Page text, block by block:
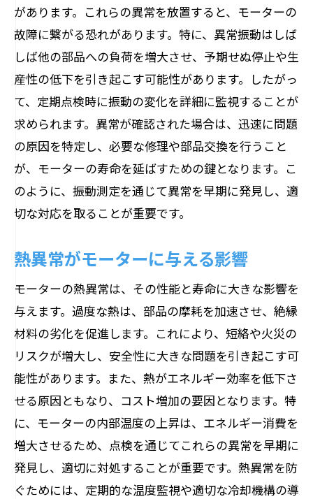
があります。これらの異常を放置すると、モーターの
故障に繋がる恐れがあります。特に、異常振動はしば
しば他の部品への負荷を増大させ、予期せぬ停止や生
産性の低下を引き起こす可能性があります。したがっ
て、定期点検時に振動の変化を詳細に監視することが
求められます。異常が確認された場合は、迅速に問題
の原因を特定し、必要な修理や部品交換を行うこと
が、モーターの寿命を延ばすための鍵となります。こ
のように、振動測定を通じて異常を早期に発見し、適
切な対応を取ることが重要です。
熱異常がモーターに与える影響
モーターの熱異常は、その性能と寿命に大きな影響を
与えます。過度な熱は、部品の摩耗を加速させ、絶縁
材料の劣化を促進します。これにより、短絡や火災の
リスクが増大し、安全性に大きな問題を引き起こす可
能性があります。また、熱がエネルギー効率を低下さ
せる原因ともなり、コスト増加の要因となります。特
に、モーターの内部温度の上昇は、エネルギー消費を
増大させるため、点検を通じてこれらの異常を早期に
発見し、適切に対処することが重要です。熱異常を防
ぐためには、定期的な温度監視や適切な冷却機構の導